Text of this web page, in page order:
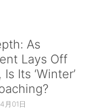
As
Lays Off
Its ‘Winter’
月01日